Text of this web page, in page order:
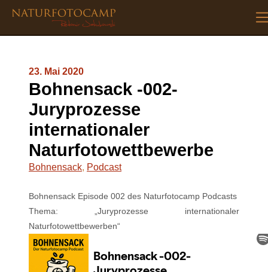
23. Mai 2020
Bohnensack -002-
Juryprozesse
internationaler
Naturfotowettbewerbe
Bohnensack, Podcast
Bohnensack Episode 002 des Naturfotocamp Podcasts
Thema: „Juryprozesse internationaler
Naturfotowettbewerben“